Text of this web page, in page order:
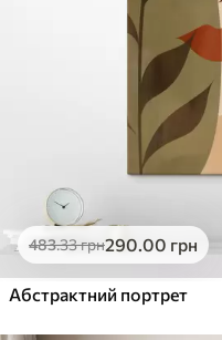
483.33грн290.00 грн
Абстрактний портрет